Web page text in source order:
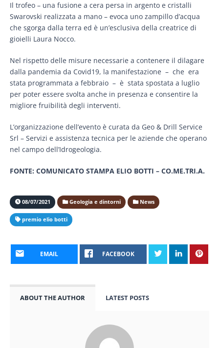
Il trofeo – una fusione a cera persa in argento e cristalli
Swarovski realizzata a mano – evoca uno zampillo d’acqua
che sgorga dalla terra ed è un’esclusiva della creatrice di
gioielli Laura Nocco.
Nel rispetto delle misure necessarie a contenere il dilagare
dalla pandemia da Covid19, la manifestazione – che era
stata programmata a febbraio – è stata spostata a luglio
per poter essere svolta anche in presenza e consentire la
migliore fruibilità degli interventi.
L’organizzazione dell’evento è curata da Geo & Drill Service
Srl – Servizi e assistenza tecnica per le aziende che operano
nel campo dell’Idrogeologia.
FONTE: COMUNICATO STAMPA ELIO BOTTI – CO.ME.TRI.A.
08/07/2021 Geologia e dintorni News
premio elio botti
EMAIL FACEBOOK
ABOUT THE AUTHOR LATEST POSTS